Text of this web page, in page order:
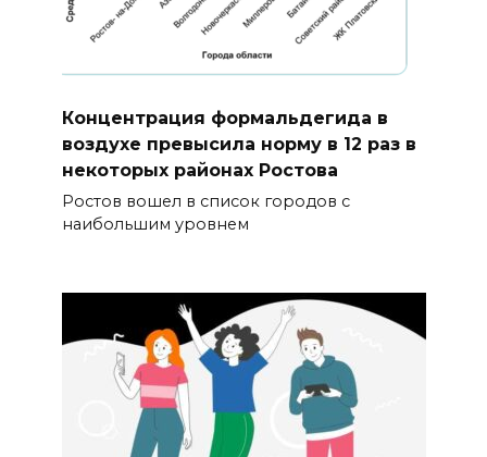
Концентрация формальдегида в
воздухе превысила норму в 12 раз в
некоторых районах Ростова
Ростов вошел в список городов с
наибольшим уровнем